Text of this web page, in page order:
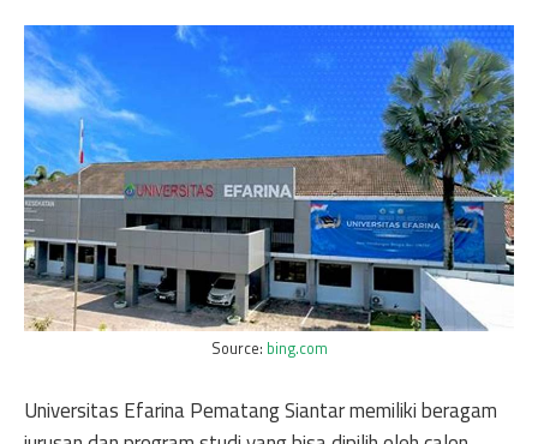
Source: bing.com
Universitas Efarina Pematang Siantar memiliki beragam